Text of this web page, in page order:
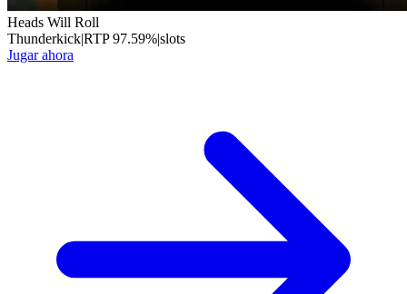
Heads Will Roll
Thunderkick|RTP97.59%|slots
Jugar ahora